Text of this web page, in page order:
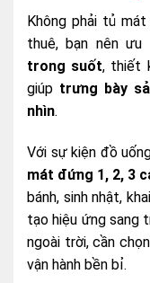
Không phải tủ
thuê, bạn nên
trong suốt, thiết
giúp trưng bày
nhìn.
Với sự kiện đồ
mát đứng 1, 2, 3
bánh, sinh nhật,
tạo hiệu ứng sang
ngoài trời, cần
vận hành bền bỉ.